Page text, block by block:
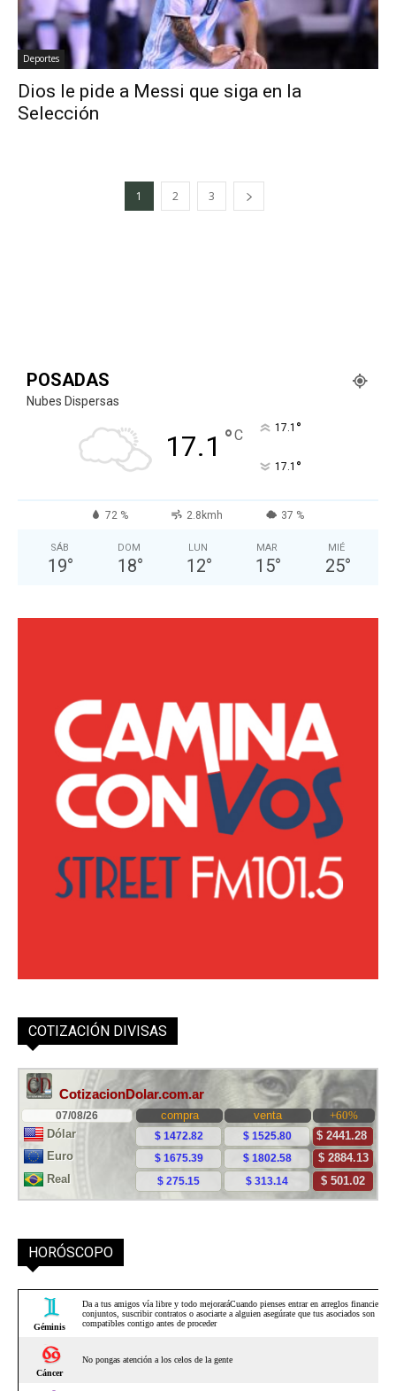
Deportes
Dios le pide a Messi que siga en la
Selección
1 2 3
POSADAS
Nubes Dispersas
17.1 °C 17.1 °
17.1 °
72 % 2.8kmh 37 %
SÁB
19°
DOM
18°
LUN
12°
MAR
15°
MIÉ
25°
COTIZACIÓN DIVISAS
HORÓSCOPO